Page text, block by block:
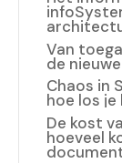
Van
de
Chaos in
hoe los
De kost
hoeveel